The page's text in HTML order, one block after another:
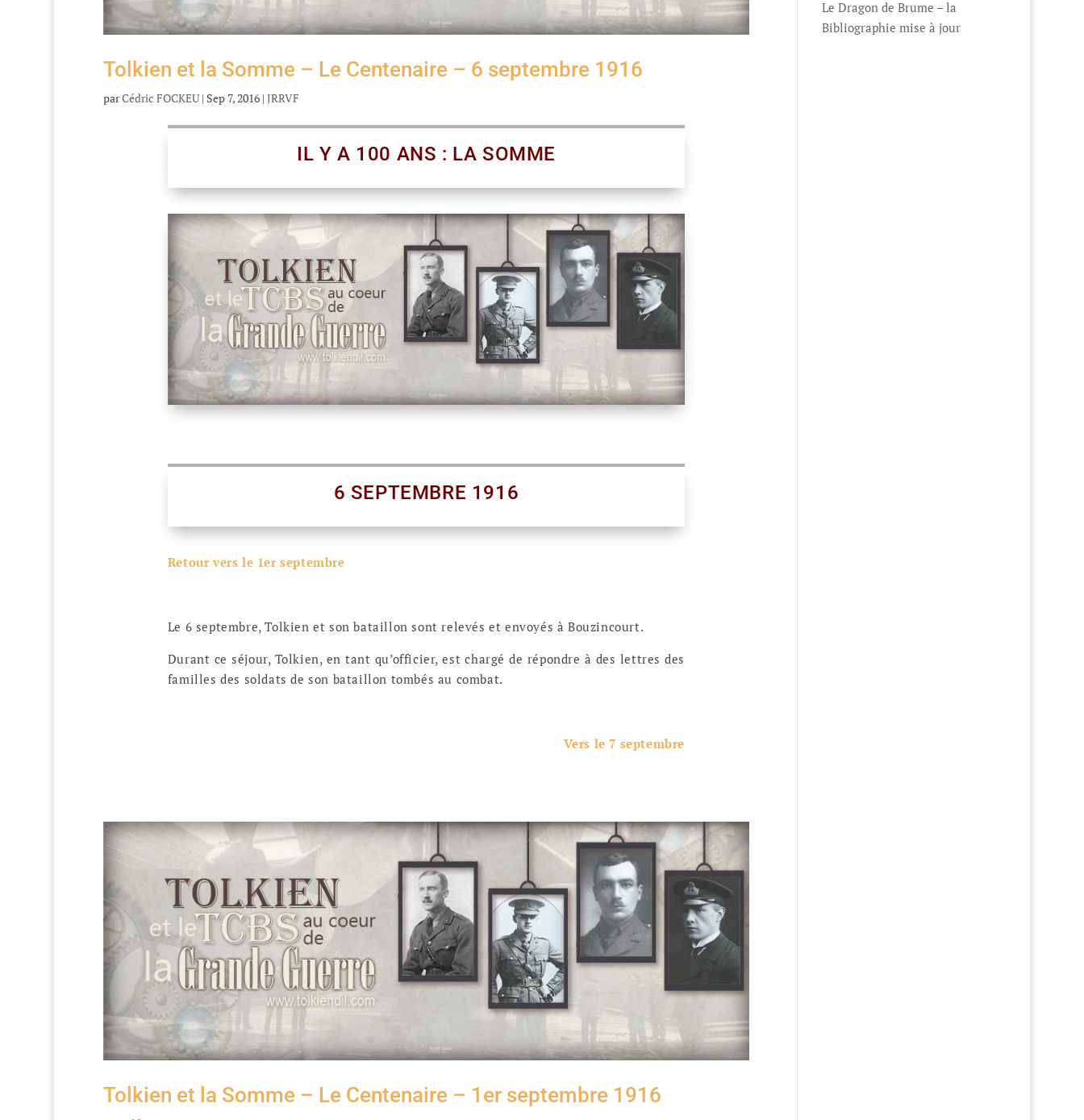
Tolkien et la Somme – Le Centenaire – 6 septembre 1916
parCédric FOCKEU| Sep 7, 2016| JRRVF
IL Y A 100 ANS : LA SOMME
6 SEPTEMBRE 1916
Retour vers le 1er septembre
Le 6 septembre, Tolkien et son bataillon sont relevés et envoyés à Bouzincourt.
Durant ce séjour, Tolkien, en tant qu’officier, est chargé de répondre à des lettres des
familles des soldats de son bataillon tombés au combat.
Vers le 7 septembre
Tolkien et la Somme – Le Centenaire – 1er septembre 1916
Le Dragon de Brume – la
Bibliographie mise à jour